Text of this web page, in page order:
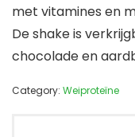
met vitamines en
De shake is
chocolade en
Category: Weiproteïne